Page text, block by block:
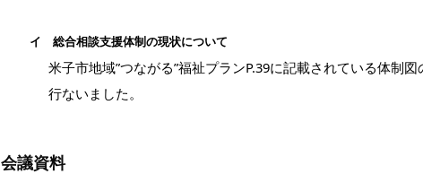
イ 総合相談支援体制の現状について
米子市地域”つながる”福祉プランP.39に記載されている体制図
行ないました。
会議資料